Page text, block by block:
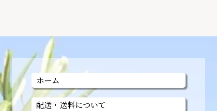
ホーム
配送・送料について